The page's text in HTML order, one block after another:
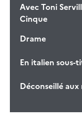
AvecToni
Cinque
Drame
En italien
Déconseillé aux